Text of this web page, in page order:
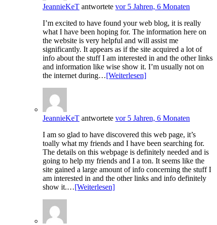
JeannieKeT antwortete vor 5 Jahren, 6 Monaten
I’m excited to have found your web blog, it is really
what I have been hoping for. The information here on
the website is very helpful and will assist me
significantly. It appears as if the site acquired a lot of
info about the stuff I am interested in and the other links
and information like wise show it. I’m usually not on
the internet during…[Weiterlesen]
JeannieKeT antwortete vor 5 Jahren, 6 Monaten
I am so glad to have discovered this web page, it’s
toally what my friends and I have been searching for.
The details on this webpage is definitely needed and is
going to help my friends and I a ton. It seems like the
site gained a large amount of info concerning the stuff I
am interested in and the other links and info definitely
show it.…[Weiterlesen]